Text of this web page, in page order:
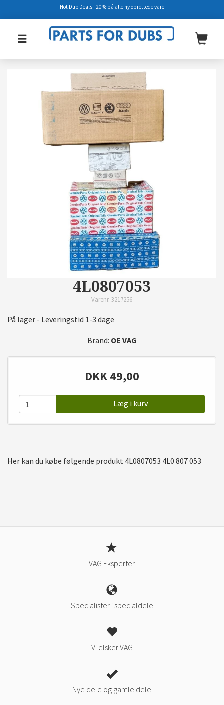
4L0807053
Varenr. 3217256
På lager - Leveringstid 1-3 dage
Brand: OE VAG
DKK 49,00
Læg i kurv
Her kan du købe følgende produkt 4L0807053 4L0 807 053
VAG Eksperter
Specialister i specialdele
Vi elsker VAG
Nye dele og gamle dele
Hot Dub Deals - 20% på alle ny oprettede vare